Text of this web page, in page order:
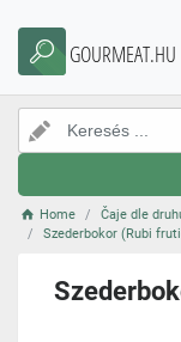
GOURMEAT.HU
Home Čaje dle
Szederbokor (Rubi